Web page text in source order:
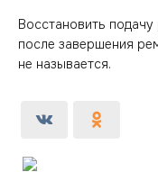
Восстановить
после завершения
не называется.